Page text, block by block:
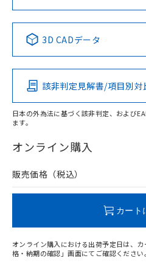
Pb Hg
O
在庫等で未対応品が混在する可
問い合わせください。
No No
この製品の
その他の認証はこちら
3D CADデータ
該非判定見解書/項目別対
日本の外為法に基づく該非判定、および
ます。
オンライン購入
販売価格（税込）
カート
オンライン購入における出荷予定日は、
格・納期の確認」画面にてご確認ください。